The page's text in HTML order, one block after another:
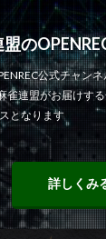
の
公式チャン
雀連盟がお届けす
となります
詳しくみ